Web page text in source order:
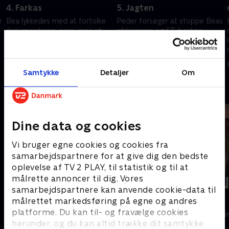
Samtykke Detaljer Om
Dine data og cookies
Vi bruger egne cookies og cookies fra
samarbejdspartnere for at give dig den bedste
oplevelse af TV 2 PLAY, til statistik og til at
målrette annoncer til dig. Vores
samarbejdspartnere kan anvende cookie-data til
målrettet markedsføring på egne og andres
platforme. Du kan til- og fravælge cookies
herunder, og du kan altid trække dit samtykke
4. Farkas
Bea lykkedes med at fortolke
dokumenterne, som viser, at
har lovet at hjælpe Peder
5. Jagten
Peder forsøger at stoppe Beas
afsløringer, og ST-banken
afvikler sin salgsafdeling for at
tilfredsstille kritikerne.
Finanstilsynet indleder en
undersøgelse
Andre så også
Mord på Mallorca
Krimi & Spænding • 2 sæsoner
Sandheden
Krimi &